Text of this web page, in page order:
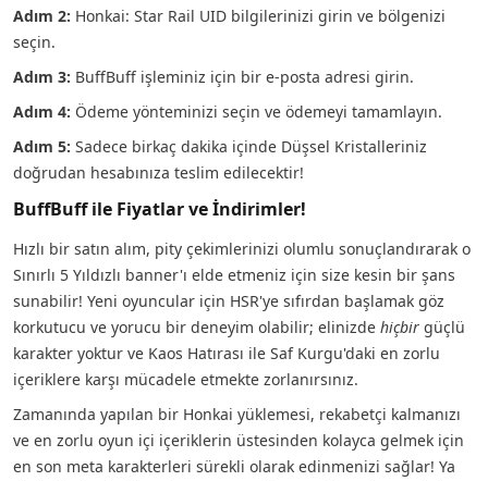
Adım 2: Honkai: Star Rail UID bilgilerinizi girin ve bölgenizi
seçin.
Adım 3: BuffBuff işleminiz için bir e-posta adresi girin.
Adım 4: Ödeme yönteminizi seçin ve ödemeyi tamamlayın.
Adım 5: Sadece birkaç dakika içinde Düşsel Kristalleriniz
doğrudan hesabınıza teslim edilecektir!
BuffBuff ile Fiyatlar ve İndirimler!
Hızlı bir satın alım, pity çekimlerinizi olumlu sonuçlandırarak o
Sınırlı 5 Yıldızlı banner'ı elde etmeniz için size kesin bir şans
sunabilir! Yeni oyuncular için HSR'ye sıfırdan başlamak göz
korkutucu ve yorucu bir deneyim olabilir; elinizde hiçbir güçlü
karakter yoktur ve Kaos Hatırası ile Saf Kurgu'daki en zorlu
içeriklere karşı mücadele etmekte zorlanırsınız.
Zamanında yapılan bir Honkai yüklemesi, rekabetçi kalmanızı
ve en zorlu oyun içi içeriklerin üstesinden kolayca gelmek için
en son meta karakterleri sürekli olarak edinmenizi sağlar! Ya